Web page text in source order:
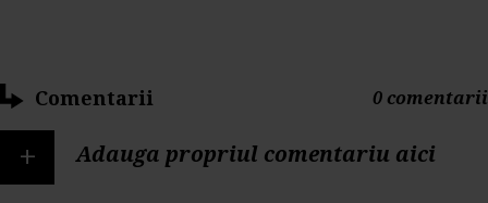
Comentarii 0 comentarii
+ Adauga propriul comentariu aici